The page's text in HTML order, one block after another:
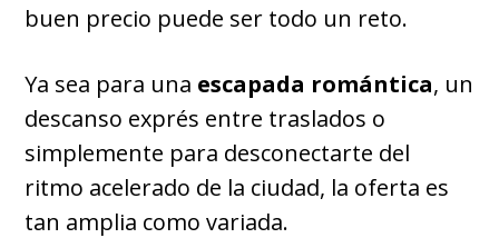
buen precio puede ser todo un reto.
Ya sea para una escapada romántica, un
descanso exprés entre traslados o
simplemente para desconectarte del
ritmo acelerado de la ciudad, la oferta es
tan amplia como variada.